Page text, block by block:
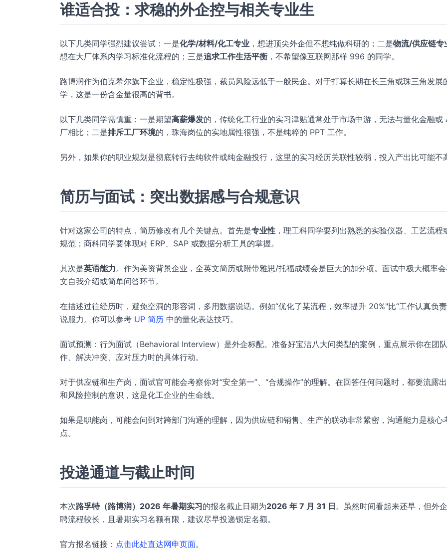
谁适合投：求稳的外企控与相关专业生
以下几类同学强烈建议尝试：一是化学/材料/化工专业 ，想进顶尖外企但不想纯做科研的；二是物流/供应链专
想在大厂体系内学习标准化流程的；三是追求工作生活平衡 ，不希望像互联网那样 996 的同学。
路博润作为伯克希尔旗下企业，稳定性极强，裁员风险远低于一般民企。对于打算长期在长三角或珠三角发展
学，这是一份含金量很高的背书。
以下几类同学需慎重：一是期望高薪爆发的，传统化工行业的实习津贴通常处于市场中游，无法与量化金融或
厂相比；二是排斥工厂环境的，珠海岗位的实地属性很强，不是纯粹的 PPT 工作。
另外，如果你的职业规划是彻底转行去纯软件或纯金融投行，这里的实习经历关联性较弱，投入产出比可能不
简历与面试：突出数据感与合规意识
针对这家公司的特点，简历修改有几个关键点。首先是专业性 ，理工科同学要列出熟悉的实验仪器、工艺流程
规范；商科同学要体现对 ERP、SAP 或数据分析工具的掌握。
其次是英语能力。作为美资背景企业，全英文简历或附带雅思/托福成绩会是巨大的加分项。面试中极大概率
文自我介绍或简单问答环节。
在描述过往经历时，避免空洞的形容词，多用数据说话。例如“优化了某流程，效率提升 20%"比“工作认真负
说服力。你可以参考 UP 简历 中的量化表达技巧。
面试预测：行为面试（Behavioral Interview）是外企标配。准备好宝洁八大问类型的案例，重点展示你在团
作、解决冲突、应对压力时的具体行动。
对于供应链和生产岗，面试官可能会考察你对“安全第一”、“合规操作”的理解。在回答任何问题时，都要流露
和风险控制的意识，这是化工企业的生命线。
如果是职能岗，可能会问到对跨部门沟通的理解，因为供应链和销售、生产的联动非常紧密，沟通能力是核心
点。
投递通道与截止时间
本次路孚特（路博润）2026 年暑期实习的报名截止日期为2026 年 7 月 31 日。虽然时间看起来还早，但外
聘流程较长，且暑期实习名额有限，建议尽早投递锁定名额。
官方报名链接： 点击此处直达网申页面。